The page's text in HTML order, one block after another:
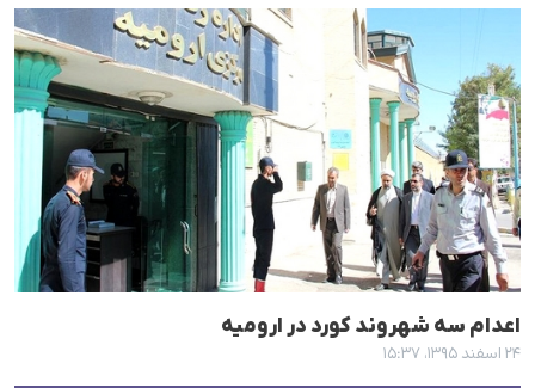
اعدام سە شهروند کورد در ارومیە
۲۴ اسفند ۱۳۹۵، ۱۵:۳۷